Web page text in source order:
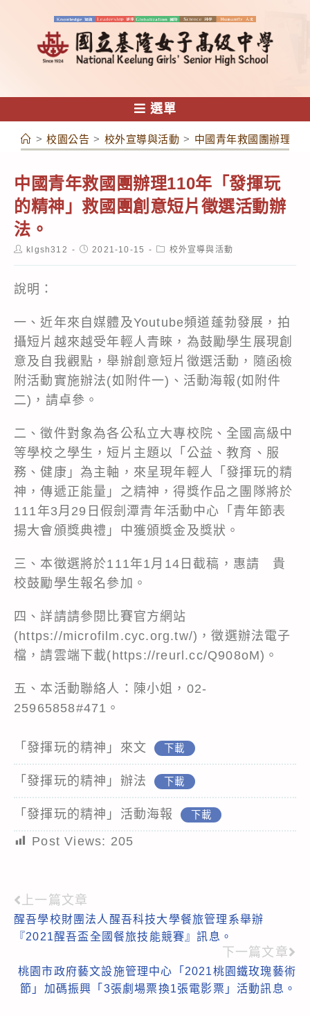
容
選單
> 校園公告 > 校外宣導與活動 > 中國青年救國團辦理
中國青年救國團辦理110年「發揮玩
的精神」救國團創意短片徵選活動辦
法。
Postklgsh312
Post2021-10-15
Post校外宣導與活動
說明：
一、近年來自媒體及Youtube頻道蓬勃發展，拍
攝短片越來越受年輕人青睞，為鼓勵學生展現創
意及自我觀點，舉辦創意短片徵選活動，隨函檢
附活動實施辦法(如附件一)、活動海報(如附件
二)，請卓參。
二、徵件對象為各公私立大專校院、全國高級中
等學校之學生，短片主題以「公益、教育、服
務、健康」為主軸，來呈現年輕人「發揮玩的精
神，傳遞正能量」之精神，得獎作品之團隊將於
111年3月29日假劍潭青年活動中心「青年節表
揚大會頒獎典禮」中獲頒獎金及獎狀。
三、本徵選將於111年1月14日截稿，惠請 貴
校鼓勵學生報名參加。
四、詳請請參閱比賽官方網站
(https://microfilm.cyc.org.tw/)，徵選辦法電子
檔，請雲端下載(https://reurl.cc/Q908oM)。
五、本活動聯絡人：陳小姐，02-
25965858#471。
「發揮玩的精神」來文 下載
「發揮玩的精神」辦法 下載
「發揮玩的精神」活動海報 下載
Post Views: 205
Read
more
上一篇文章
醒吾學校財團法人醒吾科技大學餐旅管理系舉辦
『2021醒吾盃全國餐旅技能競賽』訊息。
下一篇文章
桃園市政府藝文設施管理中心「2021桃園鐵玫瑰藝術
節」加碼振興「3張劇場票換1張電影票」活動訊息。